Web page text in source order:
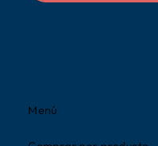
Menú